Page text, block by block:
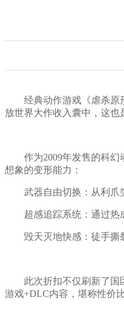
经典动作游戏《虐杀原形
放世界大作收入囊中，这也
作为2009年发售的科幻
想象的变形能力：
武器自由切换：从利爪突
超感追踪系统：通过热成
毁天灭地快感：徒手撕裂
此次折扣不仅刷新了国区
游戏+DLC内容，堪称性价